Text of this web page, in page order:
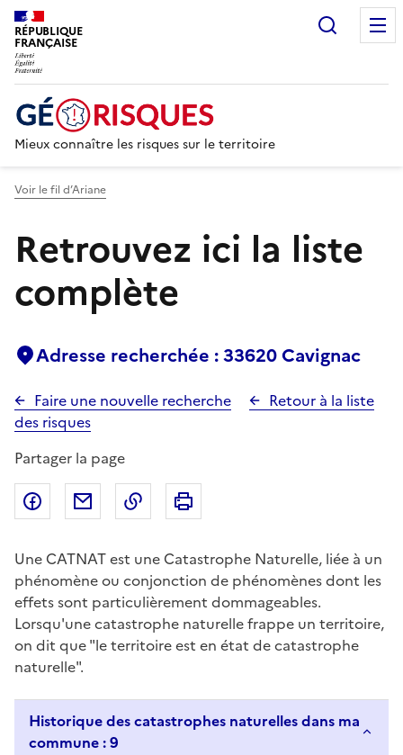
RÉPUBLIQUE
FRANÇAISE
Mieux connaître les risques sur le territoire
Voir le fil d’Ariane
Retrouvez ici la liste
complète
Adresse recherchée : 33620 Cavignac
Faire une nouvelle recherche
Retour à la liste
des risques
Partager la page
Partager sur Facebook
Partager par emailCopier dans le presse-papier
Une CATNAT est une Catastrophe Naturelle, liée à un
phénomène ou conjonction de phénomènes dont les
effets sont particulièrement dommageables.
Lorsqu'une catastrophe naturelle frappe un territoire,
on dit que "le territoire est en état de catastrophe
naturelle".
Historique des catastrophes naturelles dans ma
commune : 9